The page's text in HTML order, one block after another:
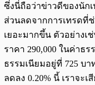
ซึ่งนี่ถือว่าข่าวดีของนัก
ส่วนลดจากการเทรดที่ช่
เยอะมากขึ้น ตัวอย่างเ
ราคา 290,000 ในค่าธร
ธรรมเนียมอยู่ที่ 725 บ
ลดลง 0.20% นี้ เราจะ